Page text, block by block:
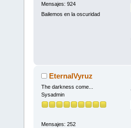
Mensajes: 924
Bailemos en la oscuridad
EternalVyruz
The darkness come...
Sysadmin
Mensajes: 252